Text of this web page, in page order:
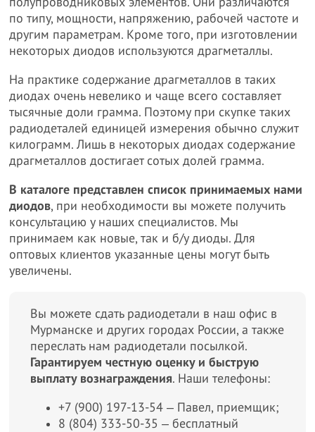
по типу, мощности, напряжению, рабочей частоте и
другим параметрам. Кроме того, при изготовлении
некоторых диодов используются драгметаллы.
На практике содержание драгметаллов в таких
диодах очень невелико и чаще всего составляет
тысячные доли грамма. Поэтому при скупке таких
радиодеталей единицей измерения обычно служит
килограмм. Лишь в некоторых диодах содержание
драгметаллов достигает сотых долей грамма.
В каталоге представлен список принимаемых нами
диодов, при необходимости вы можете получить
консультацию у наших специалистов. Мы
принимаем как новые, так и б/у диоды. Для
оптовых клиентов указанные цены могут быть
увеличены.
Вы можете сдать радиодетали в наш офис в
Мурманске и других городах России, а также
переслать нам радиодетали посылкой.
Гарантируем честную оценку и быструю
выплату вознаграждения. Наши телефоны:
+7 (900) 197-13-54 ‒ Павел, приемщик;
8 (804) 333-50-35 ‒ бесплатный